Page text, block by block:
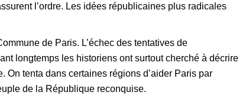
l’ordre. Les idées républicaines plus radicales
de Paris. L’échec des tentatives de
longtemps les historiens ont surtout cherché à décrire
tenta dans certaines régions d’aider Paris par
de la République reconquise.